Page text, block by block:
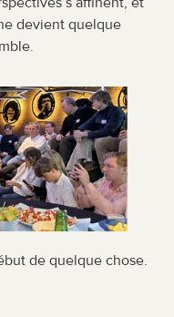
devient quelque
de quelque chose.